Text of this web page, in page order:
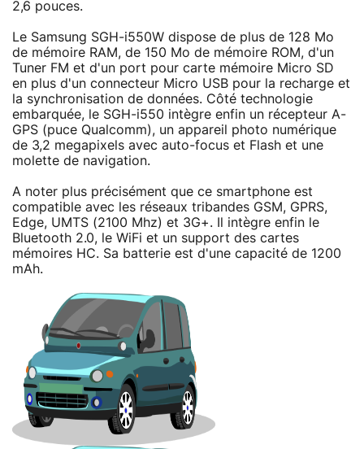
2,6 pouces.
Le Samsung SGH-i550W dispose de plus de 128 Mo
de mémoire RAM, de 150 Mo de mémoire ROM, d'un
Tuner FM et d'un port pour carte mémoire Micro SD
en plus d'un connecteur Micro USB pour la recharge et
la synchronisation de données. Côté technologie
embarquée, le SGH-i550 intègre enfin un récepteur A-
GPS (puce Qualcomm), un appareil photo numérique
de 3,2 megapixels avec auto-focus et Flash et une
molette de navigation.
A noter plus précisément que ce smartphone est
compatible avec les réseaux tribandes GSM, GPRS,
Edge, UMTS (2100 Mhz) et 3G+. Il intègre enfin le
Bluetooth 2.0, le WiFi et un support des cartes
mémoires HC. Sa batterie est d'une capacité de 1200
mAh.